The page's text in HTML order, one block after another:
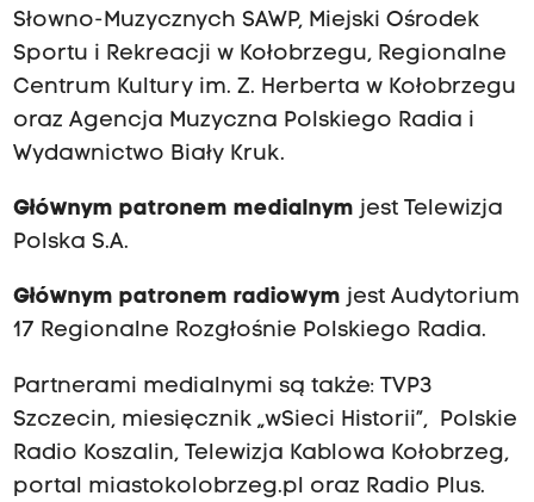
Słowno-Muzycznych SAWP, Miejski Ośrodek
Sportu i Rekreacji w Kołobrzegu, Regionalne
Centrum Kultury im. Z. Herberta w Kołobrzegu
oraz Agencja Muzyczna Polskiego Radia i
Wydawnictwo Biały Kruk.
Głównym patronem medialnym jest Telewizja
Polska S.A.
Głównym patronem radiowym jest Audytorium
17 Regionalne Rozgłośnie Polskiego Radia.
Partnerami medialnymi są także: TVP3
Szczecin, miesięcznik „wSieci Historii”, Polskie
Radio Koszalin, Telewizja Kablowa Kołobrzeg,
portal miastokolobrzeg.pl oraz Radio Plus.